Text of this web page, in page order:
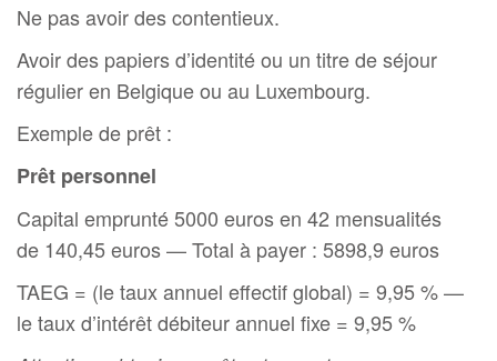
Ne pas avoir des contentieux.
Avoir des papiers d’identité ou un titre de séjour
régulier en Belgique ou au Luxembourg.
Exemple de prêt :
Prêt personnel
Capital emprunté 5000 euros en 42 mensualités
de 140,45 euros — Total à payer : 5898,9 euros
TAEG = (le taux annuel effectif global) = 9,95 % —
le taux d’intérêt débiteur annuel fixe = 9,95 %